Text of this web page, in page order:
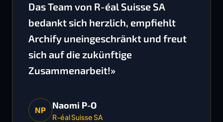
Das Team von R-éal Suisse SA
bedankt sich herzlich, empfiehlt
Archify uneingeschränkt und freut
sich auf die zukünftige
Zusammenarbeit!»
NP Naomi P-O
R-éal Suisse SA